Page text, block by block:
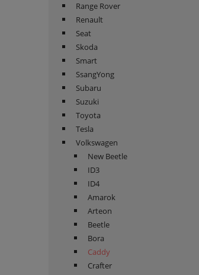
Range Rover
Renault
Seat
Skoda
Smart
SsangYong
Subaru
Suzuki
Toyota
Tesla
Volkswagen
New Beetle
ID3
ID4
Amarok
Arteon
Beetle
Bora
Caddy
Crafter